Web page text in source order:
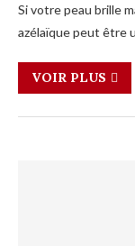
Si votre peau brille
azélaïque peut être
VOIR PLUS